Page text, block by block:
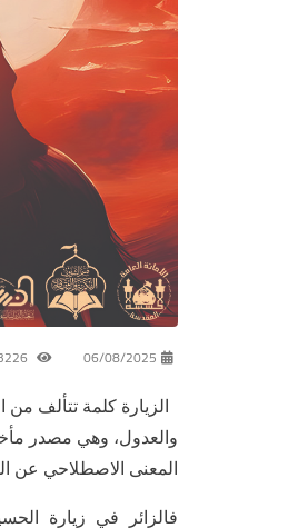
06/08/2025
الزيارة كلمة تتألف
المعنى الاصطلاحي عن
فالزائر في زيارة